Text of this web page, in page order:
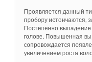
Проявляется данный
пробору истончаются,
Постепенно выпадение
голове. Повышенная
сопровождается
увеличением роста